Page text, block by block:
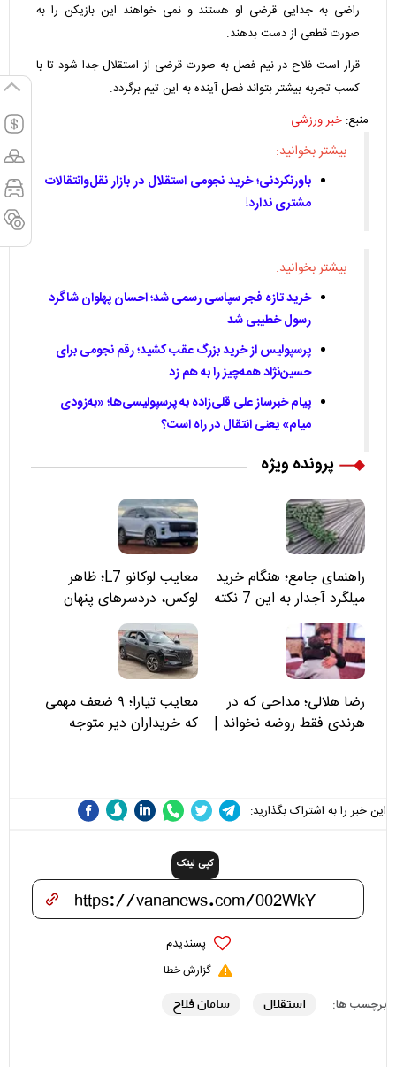
راضی به جدایی قرضی او هستند و نمی خواهند این بازیکن را به
صورت قطعی از دست بدهند.
قرار است فلاح در نیم فصل به صورت قرضی از استقلال جدا شود تا با
کسب تجربه بیشتر بتواند فصل آینده به این تیم برگردد.
منبع: خبر ورزشی
بیشتر بخوانید:
باورنکردنی؛ خرید نجومی استقلال در بازار نقل‌وانتقالات
مشتری ندارد!
بیشتر بخوانید:
خرید تازه فجر سپاسی رسمی شد؛ احسان پهلوان شاگرد
رسول خطیبی شد
پرسپولیس از خرید بزرگ عقب کشید؛ رقم نجومی برای
حسین‌نژاد همه‌چیز را به هم زد
پیام خبرساز علی قلی‌زاده به پرسپولیسی‌ها؛ «به‌زودی
میام» یعنی انتقال در راه است؟
پرونده ویژه
راهنمای جامع؛ هنگام خرید
میلگرد آجدار به این 7 نکته
توجه کنید
معایب لوکانو L7؛ ظاهر
لوکس، دردسرهای پنهان
رضا هلالی؛ مداحی که در
هرندی فقط روضه نخواند |
معایب تیارا؛ ۹ ضعف مهمی
که خریداران دیر متوجه
این خبر را به اشتراک بگذارید:
کپی لینک
پسندیدم
گزارش خطا
برچسب ها: استقلال سامان فلاح